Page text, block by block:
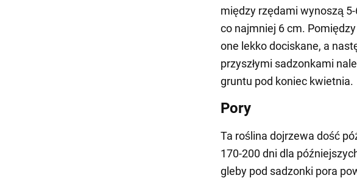
między rzędami wynoszą
co najmniej 6 cm.
one lekko dociskane, a
przyszłymi sadzonkami
gruntu pod koniec kwietnia.
Pory
Ta roślina dojrzewa dość
170-200 dni dla
gleby pod sadzonki pora